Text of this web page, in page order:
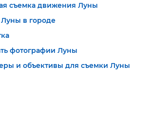
съемка движения Луны
в городе
фотографии Луны
и объективы для съемки Луны